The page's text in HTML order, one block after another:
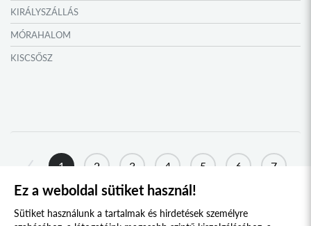
KIRÁLYSZÁLLÁS
MÓRAHALOM
KISCSŐSZ
NAGYSZŐLŐS
KOVÁSZNA
1 2 3 4 5 6 7
8 ... 14 15
Ez a weboldal sütiket használ!
Sütiket használunk a tartalmak és hirdetések személyre